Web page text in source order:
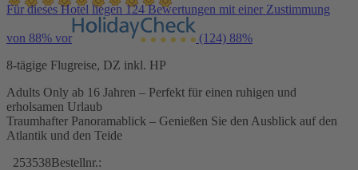
Für dieses Hotel liegen 124 Bewertungen mit einer Zustimmung
von 88% vor (124) 88%
8-tägige Flugreise, DZ inkl. HP
Adults Only ab 16 Jahren – Perfekt für einen ruhigen und
erholsamen Urlaub
Traumhafter Panoramablick – Genießen Sie den Ausblick auf den
Atlantik und den Teide
253538Bestellnr.: